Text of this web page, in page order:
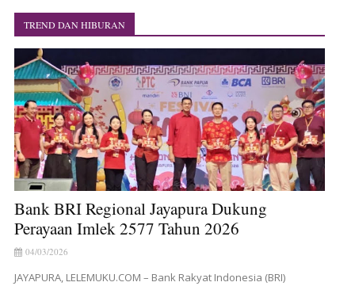
TREND DAN HIBURAN
Bank BRI Regional Jayapura Dukung
Perayaan Imlek 2577 Tahun 2026
04/03/2026
JAYAPURA, LELEMUKU.COM – Bank Rakyat Indonesia (BRI)